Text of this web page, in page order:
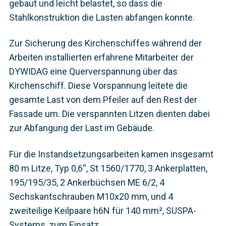
gebaut und leicht belastet, so dass die
Stahlkonstruktion die Lasten abfangen konnte.
Zur Sicherung des Kirchenschiffes während der
Arbeiten installierten erfahrene Mitarbeiter der
DYWIDAG eine Querverspannung über das
Kirchenschiff. Diese Vorspannung leitete die
gesamte Last von dem Pfeiler auf den Rest der
Fassade um. Die verspannten Litzen dienten dabei
zur Abfangung der Last im Gebäude.
Für die Instandsetzungsarbeiten kamen insgesamt
80 m Litze, Typ 0,6“, St 1560/1770, 3 Ankerplatten,
195/195/35, 2 Ankerbüchsen ME 6/2, 4
Sechskantschrauben M10x20 mm, und 4
zweiteilige Keilpaare h6N für 140 mm², SUSPA-